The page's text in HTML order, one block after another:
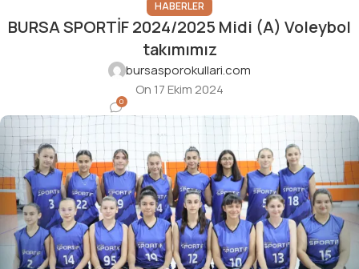
HABERLER
BURSA SPORTİF 2024/2025 Midi (A) Voleybol
takımımız
bursasporokullari.com
On 17 Ekim 2024
0